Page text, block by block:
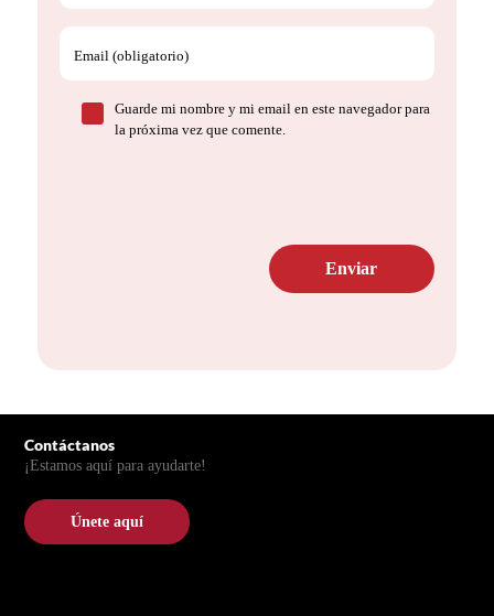
Email (obligatorio)
Guarde mi nombre y mi email en este navegador para
la próxima vez que comente.
Contáctanos
¡Estamos aquí para ayudarte!
Únete aquí